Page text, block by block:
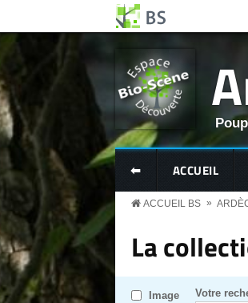
Aller au contenu principal
BS MENU
⬅ ACCUEIL
ACCUEIL BS »
La
Image
Votre
Panneau de gestion des cookies